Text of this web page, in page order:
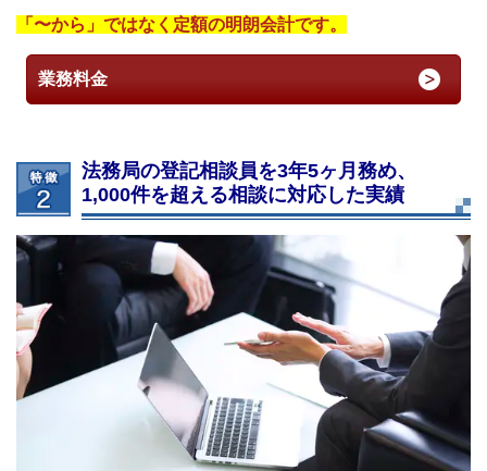
「〜から」ではなく定額の明朗会計です。
業務料金
法務局の登記相談員を3年5ヶ月務め、
1,000件を超える相談に対応した実績